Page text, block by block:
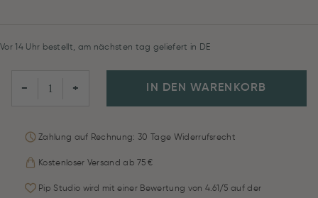
Vor 14 Uhr bestellt, am nächsten tag geliefert in DE
− + IN DEN WARENKORB
Zahlung auf Rechnung: 30 Tage Widerrufsrecht
Kostenloser Versand ab 75 €
Pip Studio wird mit einer Bewertung von 4.61/5 auf der